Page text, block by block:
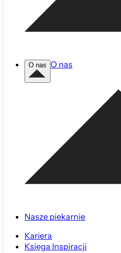
O nas O nas
Nasze piekarnie
Kariera
Księga Inspiracji